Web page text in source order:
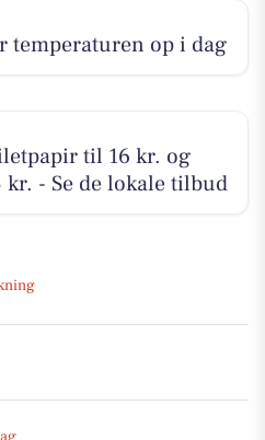
temperaturen op i dag
til 16 kr. og
- Se de lokale tilbud